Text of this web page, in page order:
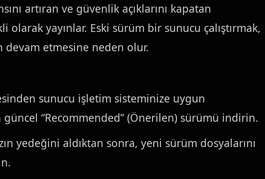
artıran ve güvenlik açıklarını kapatan
yayınlar. Eski sürüm bir sunucu çalıştırmak,
devam etmesine neden olur.
sunucu işletim sisteminize uygun
“Recommended” (Önerilen) sürümü indirin.
yedeğini aldıktan sonra, yeni sürüm dosyalarını